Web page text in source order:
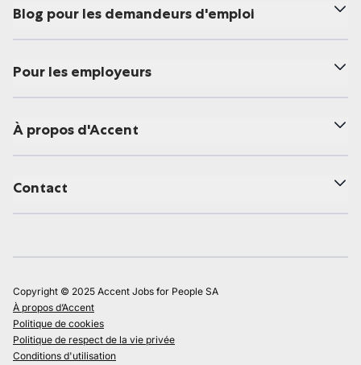
Blog pour les demandeurs d'emploi
Pour les employeurs
À propos d'Accent
Contact
Copyright © 2025 Accent Jobs for People SA
À propos d’Accent
Politique de cookies
Politique de respect de la vie privée
Conditions d'utilisation